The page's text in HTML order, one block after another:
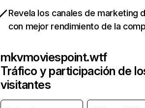
Revela los canales de marketing
con mejor rendimiento de la
mkvmoviespoint.wtf
Tráfico y participación de
visitantes